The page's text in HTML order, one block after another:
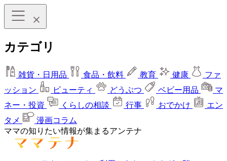
カテゴリ
雑貨・日用品 食品・飲料 教育 健康
ファ
ッション
ビューティ どうぶつ ベビー用品
マ
ネー・投資
くらしの相談 行事 おでかけ
エン
タメ
漫画コラム
ママの知りたい情報が集まるアンテナ